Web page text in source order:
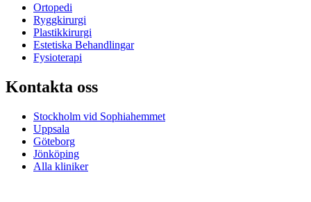
Ortopedi
Ryggkirurgi
Plastikkirurgi
Estetiska Behandlingar
Fysioterapi
Kontakta oss
Stockholm vid Sophiahemmet
Uppsala
Göteborg
Jönköping
Alla kliniker